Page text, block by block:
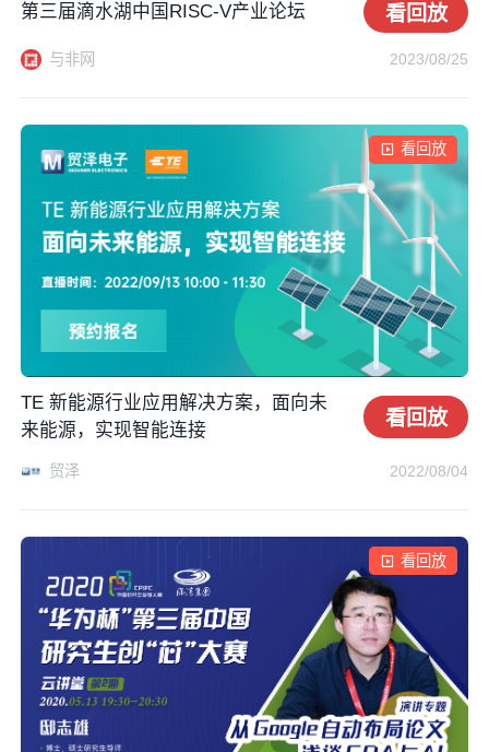
第三届滴水湖中国RISC-V产业论坛 看回放
与非网 2023/08/25
看回放
TE 新能源行业应用解决方案，面向未
来能源，实现智能连接
看回放
贸泽 2022/08/04
看回放